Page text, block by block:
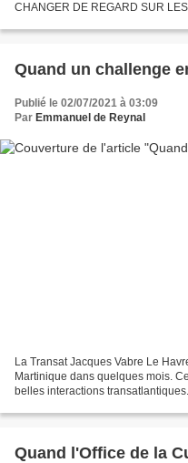
CHANGER DE REGARD SUR
Quand un challenge
Publié le 02/07/2021 à 03:09
Par Emmanuel de Reynal
La Transat Jacques Vabre Le
Martinique dans quelques mois.
belles interactions
Quand l'Office de la